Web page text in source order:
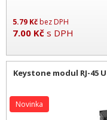
5.79 Kčbez DPH
7.00 Kč s DPH
Keystone modul RJ-45
Novinka